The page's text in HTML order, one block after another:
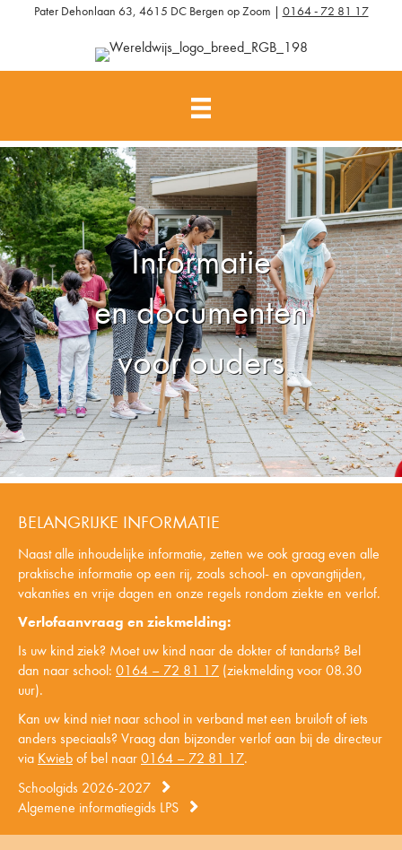
Pater Dehonlaan 63, 4615 DC Bergen op Zoom | 0164 - 72 81 17
Informatie
en documenten
voor ouders
BELANGRIJKE INFORMATIE
Naast alle inhoudelijke informatie, zetten we ook graag even alle
praktische informatie op een rij, zoals school- en opvangtijden,
vakanties en vrije dagen en onze regels rondom ziekte en verlof.
Verlofaanvraag en ziekmelding:
Is uw kind ziek? Moet uw kind naar de dokter of tandarts? Bel
dan naar school: 0164 – 72 81 17 (ziekmelding voor 08.30
uur).
Kan uw kind niet naar school in verband met een bruiloft of iets
anders speciaals? Vraag dan bijzonder verlof aan bij de directeur
via Kwieb of bel naar 0164 – 72 81 17.
Schoolgids 2026-2027
Algemene informatiegids LPS